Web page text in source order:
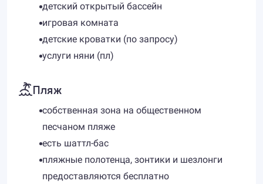
детский открытый бассейн
игровая комната
детские кроватки (по запросу)
услуги няни (пл)
Пляж
собственная зона на общественном
песчаном пляже
есть шаттл-бас
пляжные полотенца, зонтики и шезлонги
предоставляются бесплатно